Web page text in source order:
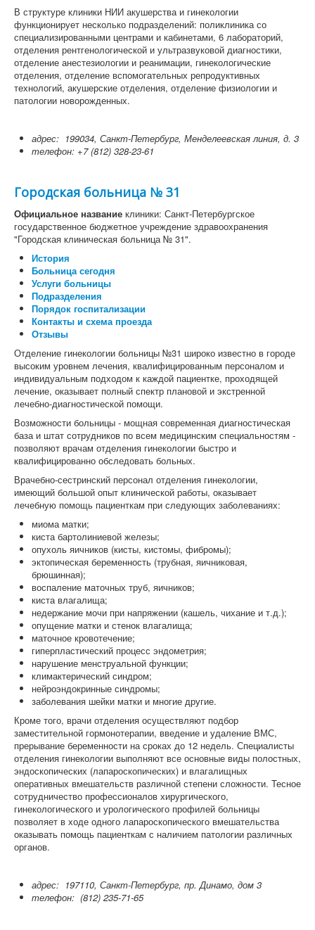
В структуре клиники НИИ акушерства и гинекологии
функционирует несколько подразделений: поликлиника со
специализированными центрами и кабинетами, 6 лабораторий,
отделения рентгенологической и ультразвуковой диагностики,
отделение анестезиологии и реанимации, гинекологические
отделения, отделение вспомогательных репродуктивных
технологий, акушерские отделения, отделение физиологии и
патологии новорожденных.
адрес: 199034, Санкт-Петербург, Менделеевская линия, д. 3
телефон: +7 (812) 328-23-61
Городская больница № 31
Официальное название клиники: Санкт-Петербургское
государственное бюджетное учреждение здравоохранения
"Городская клиническая больница № 31".
История
Больница сегодня
Услуги больницы
Подразделения
Порядок госпитализации
Контакты и схема проезда
Отзывы
Отделение гинекологии больницы №31 широко известно в городе
высоким уровнем лечения, квалифицированным персоналом и
индивидуальным подходом к каждой пациентке, проходящей
лечение, оказывает полный спектр плановой и экстренной
лечебно-диагностической помощи.
Возможности больницы - мощная современная диагностическая
база и штат сотрудников по всем медицинским специальностям -
позволяют врачам отделения гинекологии быстро и
квалифицированно обследовать больных.
Врачебно-сестринский персонал отделения гинекологии,
имеющий большой опыт клинической работы, оказывает
лечебную помощь пациенткам при следующих заболеваниях:
миома матки;
киста бартолиниевой железы;
опухоль яичников (кисты, кистомы, фибромы);
эктопическая беременность (трубная, яичниковая,
брюшинная);
воспаление маточных труб, яичников;
киста влагалища;
недержание мочи при напряжении (кашель, чихание и т.д.);
опущение матки и стенок влагалища;
маточное кровотечение;
гиперпластический процесс эндометрия;
нарушение менструальной функции;
климактерический синдром;
нейроэндокринные синдромы;
заболевания шейки матки и многие другие.
Кроме того, врачи отделения осуществляют подбор
заместительной гормонотерапии, введение и удаление ВМС,
прерывание беременности на сроках до 12 недель. Специалисты
отделения гинекологии выполняют все основные виды полостных,
эндоскопических (лапароскопических) и влагалищных
оперативных вмешательств различной степени сложности. Тесное
сотрудничество профессионалов хирургического,
гинекологического и урологического профилей больницы
позволяет в ходе одного лапароскопического вмешательства
оказывать помощь пациенткам с наличием патологии различных
органов.
адрес: 197110, Санкт-Петербург, пр. Динамо, дом 3
телефон: (812) 235-71-65